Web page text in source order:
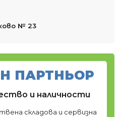
№ 23
ПАРТНЬОР
и наличности
складова и сервизна